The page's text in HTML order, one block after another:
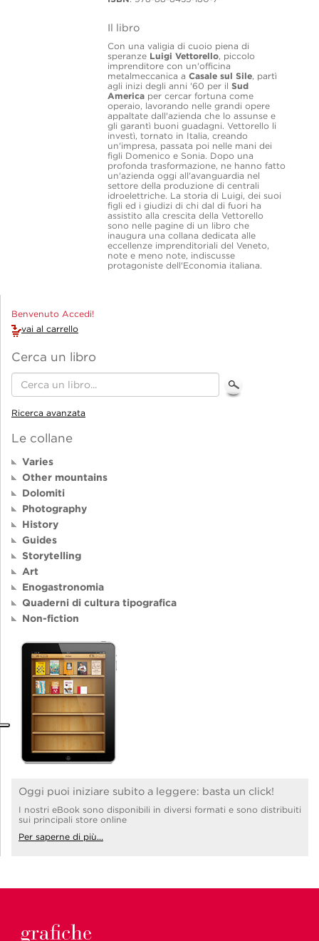
Il libro
Con una valigia di cuoio piena di
speranze Luigi Vettorello, piccolo
imprenditore con un'officina
metalmeccanica a Casale sul Sile, partì
agli inizi degli anni '60 per il Sud
Americaper cercar fortuna come
operaio, lavorando nelle grandi opere
appaltate dall'azienda che lo assunse e
gli garantì buoni guadagni. Vettorello li
investì, tornato in Italia, creando
un'impresa, passata poi nelle mani dei
figli Domenico e Sonia. Dopo una
profonda trasformazione, ne hanno fatto
un'azienda oggi all'avanguardia nel
settore della produzione di centrali
idroelettriche. La storia di Luigi, dei suoi
figli ed i giudizi di chi dal di fuori ha
assistito alla crescita della Vettorello
sono nelle pagine di un libro che
inaugura una collana dedicata alle
eccellenze imprenditoriali del Veneto,
note e meno note, indiscusse
protagoniste dell'Economia italiana.
Benvenuto Accedi!
vai al carrello
Cerca un libro
Ricerca avanzata
Le collane
Varies
Other mountains
Dolomiti
Photography
History
Guides
Storytelling
Art
Enogastronomia
Quaderni di cultura tipografica
Non-fiction
Oggi puoi iniziare subito a leggere: basta un click!
I nostri eBook sono disponibili in diversi formati e sono distribuiti
sui principali store online
Per saperne di più...